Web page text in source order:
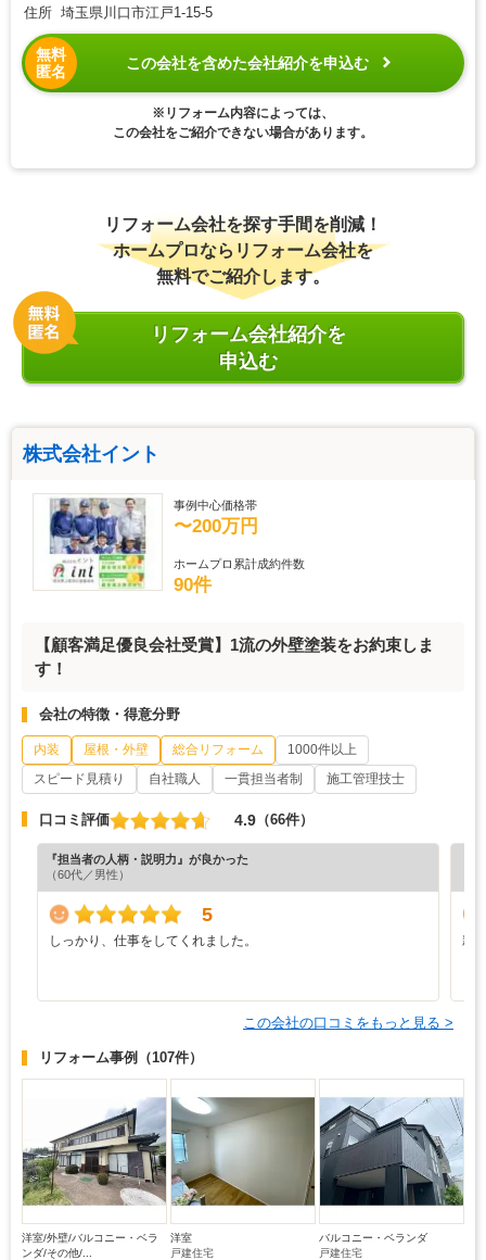
住所 埼玉県川口市江戸1-15-5
無料
匿名
この会社を含めた会社紹介を申込む
※リフォーム内容によっては、
この会社をご紹介できない場合があります。
リフォーム会社を探す手間を削減！
ホームプロならリフォーム会社を
無料でご紹介します。
リフォーム会社紹介を
申込む
株式会社イント
事例中心価格帯
〜200万円
ホームプロ累計成約件数
90件
【顧客満足優良会社受賞】1流の外壁塗装をお約束しま
す！
会社の特徴・得意分野
内装 屋根・外壁 総合リフォーム
1000件以上
スピード見積り
自社職人 一貫担当者制 施工管理技士
口コミ評価 4.9 （66件）
『担当者の人柄・説明力』が良かった
（60代／男性）
5
しっかり、仕事をしてくれました。 親
この会社の口コミをもっと見る >
リフォーム事例 （107件）
洋室/外壁/バルコニー・ベラ
ンダ/その他/...
洋室
戸建住宅
バルコニー・ベランダ
戸建住宅